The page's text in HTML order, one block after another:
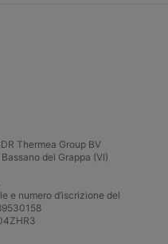
Thermea Group BV
del Grappa (VI)
e numero d’iscrizione del